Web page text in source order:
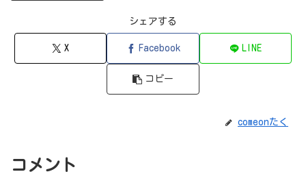
シェアする
X Facebook LINE
コピー
comeonたく
コメント